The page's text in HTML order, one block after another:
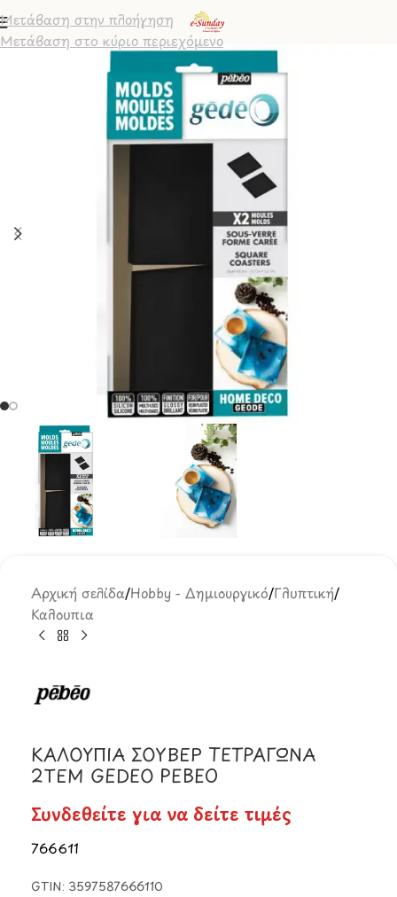
Μετάβαση στην πλοήγηση
Μετάβαση στο κύριο περιεχόμενο
Αρχική σελίδα/Hobby - Δημιουργικό/Γλυπτική/
Καλουπια
ΚΑΛΟΥΠΙΑ ΣΟΥΒΕΡ ΤΕΤΡΑΓΩΝΑ
2ΤΕΜ GEDEO PEBEO
Συνδεθείτε για να δείτε τιμές
766611
GTIN: 3597587666110